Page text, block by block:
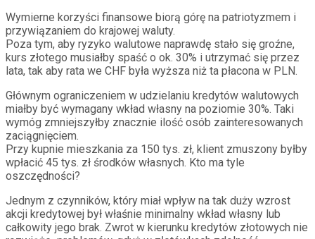
Wymierne korzyści finansowe biorą górę na patriotyzmem i
przywiązaniem do krajowej waluty.
Poza tym, aby ryzyko walutowe naprawdę stało się groźne,
kurs złotego musiałby spaść o ok. 30% i utrzymać się przez
lata, tak aby rata we CHF była wyższa niż ta płacona w PLN.
Głównym ograniczeniem w udzielaniu kredytów walutowych
miałby być wymagany wkład własny na poziomie 30%. Taki
wymóg zmniejszyłby znacznie ilość osób zainteresowanych
zaciągnięciem.
Przy kupnie mieszkania za 150 tys. zł, klient zmuszony byłby
wpłacić 45 tys. zł środków własnych. Kto ma tyle
oszczędności?
Jednym z czynników, który miał wpływ na tak duży wzrost
akcji kredytowej był właśnie minimalny wkład własny lub
całkowity jego brak. Zwrot w kierunku kredytów złotowych nie